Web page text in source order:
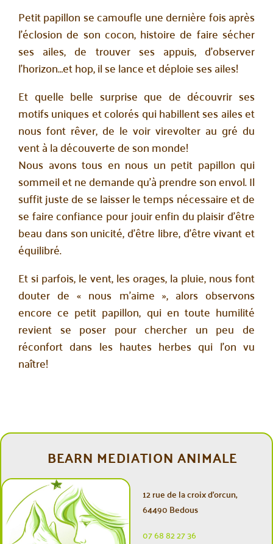
Petit papillon se camoufle une dernière fois après
l’éclosion de son cocon, histoire de faire sécher
ses ailes, de trouver ses appuis, d’observer
l’horizon…et hop, il se lance et déploie ses ailes!
Et quelle belle surprise que de découvrir ses
motifs uniques et colorés qui habillent ses ailes et
nous font rêver, de le voir virevolter au gré du
vent à la découverte de son monde!
Nous avons tous en nous un petit papillon qui
sommeil et ne demande qu’à prendre son envol. Il
suffit juste de se laisser le temps nécessaire et de
se faire confiance pour jouir enfin du plaisir d’être
beau dans son unicité, d’être libre, d’être vivant et
équilibré.
Et si parfois, le vent, les orages, la pluie, nous font
douter de « nous m’aime », alors observons
encore ce petit papillon, qui en toute humilité
revient se poser pour chercher un peu de
réconfort dans les hautes herbes qui l’on vu
naître!
BEARN MEDIATION ANIMALE
12 rue de la croix d’orcun,
64490 Bedous
07 68 82 27 36